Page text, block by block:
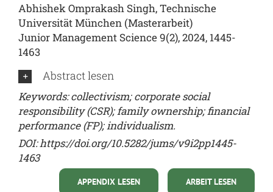
Abhishek Omprakash Singh, Technische
Universität München (Masterarbeit)
Junior Management Science 9(2), 2024, 1445-
1463
Abstract lesen
Keywords: collectivism; corporate social
responsibility (CSR); family ownership; financial
performance (FP); individualism.
DOI:https://doi.org/10.5282/jums/v9i2pp1445-
1463
ARBEIT LESEN
APPENDIX LESEN